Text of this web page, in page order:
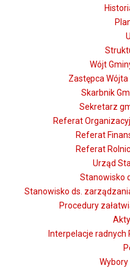
Wójt
Zastępca
Skarbnik
Sekretarz
Referat
Referat
Referat
Urząd
Stanowisko
Stanowisko ds.
Procedury
Interpelacje radnych